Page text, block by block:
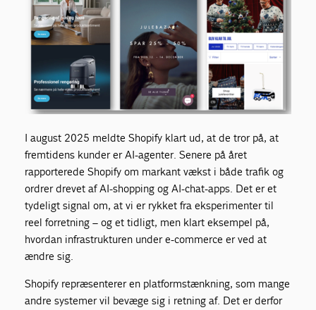
I august 2025 meldte Shopify klart ud, at de tror på, at
fremtidens kunder er AI-agenter.Senere på året
rapporterede Shopify om markant vækst i både trafik og
ordrer drevet af AI-shopping og AI-chat-apps. Det er et
tydeligt signal om, at vi er rykket fra eksperimenter til
reel forretning – og et tidligt, men klart eksempel på,
hvordan infrastrukturen under e-commerce er ved at
ændre sig.
Shopify repræsenterer en platformstænkning, som mange
andre systemer vil bevæge sig i retning af. Det er derfor